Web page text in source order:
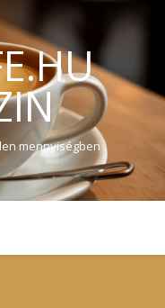
mennyiségben